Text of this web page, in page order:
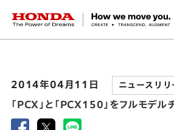
HONDA The Power of Dreams
2014年04月11日 ニュースリリ
「PCX」と「PCX150」をフルモデル